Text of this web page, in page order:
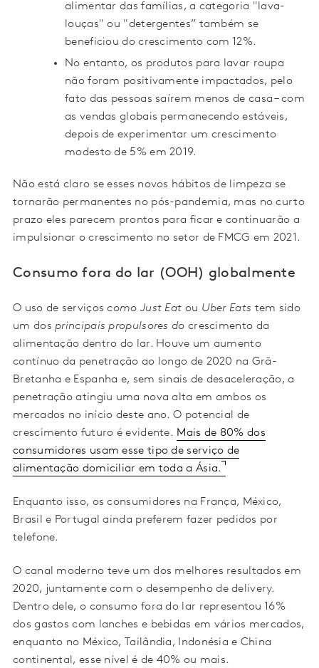
alimentar das famílias, a categoria "lava-
louças" ou "detergentes” também se
beneficiou do crescimento com 12%.
No entanto, os produtos para lavar roupa
não foram positivamente impactados, pelo
fato das pessoas saírem menos de casa – com
as vendas globais permanecendo estáveis,
depois de experimentar um crescimento
modesto de 5% em 2019.
Não está claro se esses novos hábitos de limpeza se
tornarão permanentes no pós-pandemia, mas no curto
prazo eles parecem prontos para ficar e continuarão a
impulsionar o crescimento no setor de FMCG em 2021.
Consumo fora do lar (OOH) globalmente
O uso de serviçoscomo Just Eat ou Uber Eats tem sido
um dosprincipais propulsores do crescimento da
alimentação dentro do lar. Houve um aumento
contínuo da penetração ao longo de 2020 na Grã-
Bretanha e Espanha e, sem sinais de desaceleração, a
penetração atingiu uma nova alta em ambos os
mercados no início deste ano. O potencial de
crescimento futuro é evidente. Mais de 80% dos
consumidores usam esse tipo de serviço de
alimentação domiciliar em toda a Ásia.
Enquanto isso, os consumidores na França, México,
Brasil e Portugal ainda preferem fazer pedidos por
telefone.
O canal moderno teve um dos melhores resultados em
2020, juntamente com o desempenho de delivery.
Dentro dele, o consumo fora do lar representou 16%
dos gastos com lanches e bebidas em vários mercados,
enquanto no México, Tailândia, Indonésia e China
continental, esse nível é de 40% ou mais.